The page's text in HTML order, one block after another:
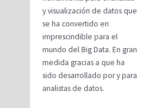
y visualización de datos que
se ha convertido en
imprescindible para el
mundo del Big Data. En gran
medida gracias a que ha
sido desarrollado por y para
analistas de datos.